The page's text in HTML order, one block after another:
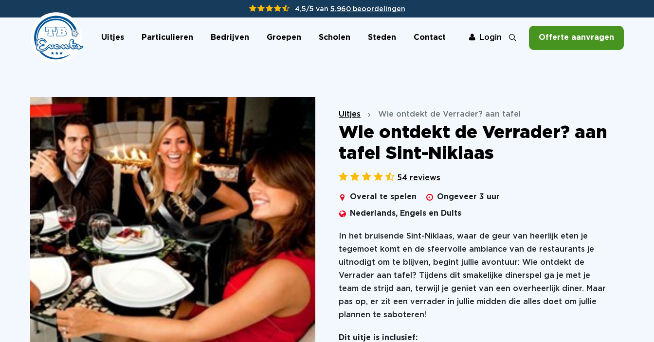
4,5/5 van 5.960 beoordelingen
Uitjes Particulieren Bedrijven Groepen Scholen Steden Contact Login Offerte aanvragen
Uitjes Wie ontdekt de Verrader? aan tafel
Wie ontdekt de Verrader? aan
tafel Sint-Niklaas
54 reviews
Overal te spelen Ongeveer 3 uur
Nederlands, Engels en Duits
In het bruisende Sint-Niklaas, waar de geur van heerlijk eten je
tegemoet komt en de sfeervolle ambiance van de restaurants je
uitnodigt om te blijven, begint jullie avontuur: Wie ontdekt de
Verrader aan tafel? Tijdens dit smakelijke dinerspel ga je met je
team de strijd aan, terwijl je geniet van een overheerlijk diner. Maar
pas op, er zit een verrader in jullie midden die alles doet om jullie
plannen te saboteren!
Dit uitje is inclusief: